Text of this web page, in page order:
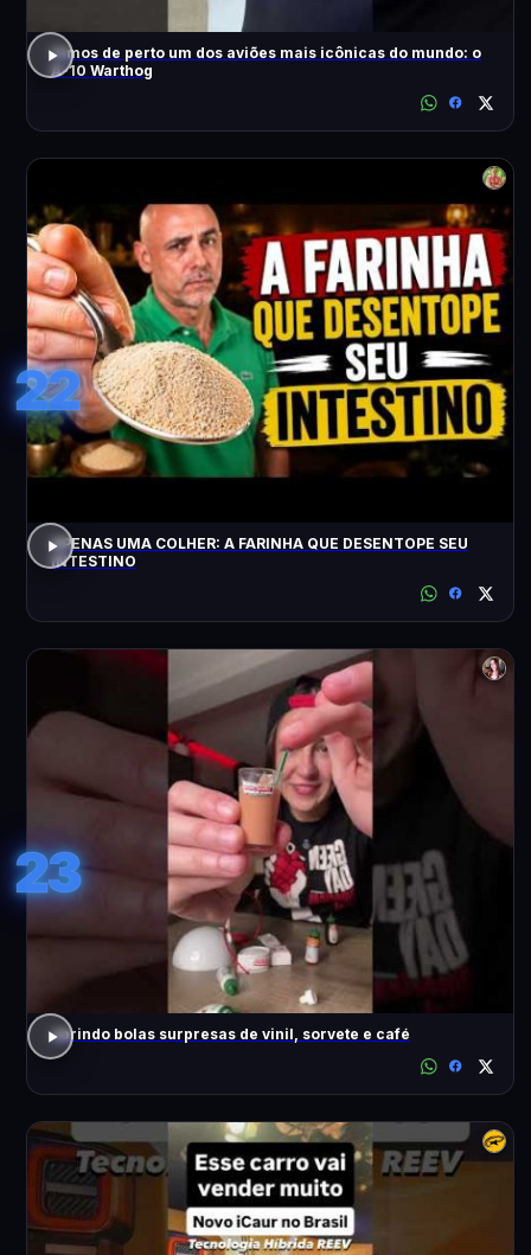
Vimos de perto um dos aviões mais icônicas do mundo: o
A-10 Warthog
22
APENAS UMA COLHER: A FARINHA QUE DESENTOPE SEU
INTESTINO
23
abrindo bolas surpresas de vinil, sorvete e café